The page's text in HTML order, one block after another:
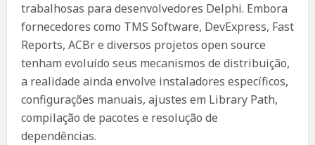
trabalhosas para desenvolvedores Delphi. Embora
fornecedores como TMS Software, DevExpress, Fast
Reports, ACBr e diversos projetos open source
tenham evoluído seus mecanismos de distribuição,
a realidade ainda envolve instaladores específicos,
configurações manuais, ajustes em Library Path,
compilação de pacotes e resolução de
dependências.